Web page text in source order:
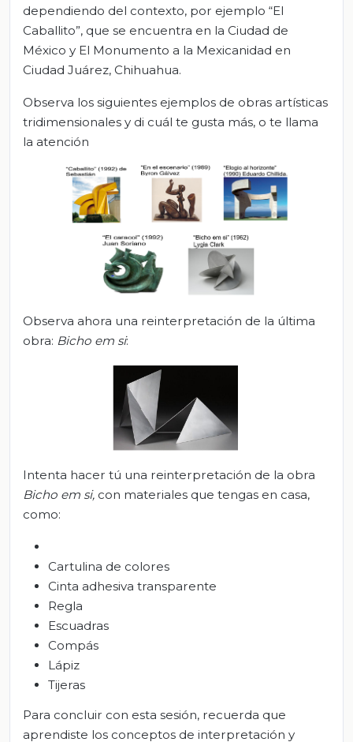
dependiendo del contexto, por ejemplo “El
Caballito”, que se encuentra en la Ciudad de
México y El Monumento a la Mexicanidad en
Ciudad Juárez, Chihuahua.
Observa los siguientes ejemplos de obras artísticas
tridimensionales y di cuál te gusta más, o te llama
la atención
Observa ahora una reinterpretación de la última
obra: Bicho em si:
Intenta hacer tú una reinterpretación de la obra
Bicho em si, con materiales que tengas en casa,
como:
Cartulina de colores
Cinta adhesiva transparente
Regla
Escuadras
Compás
Lápiz
Tijeras
Para concluir con esta sesión, recuerda que
aprendiste los conceptos de interpretación y